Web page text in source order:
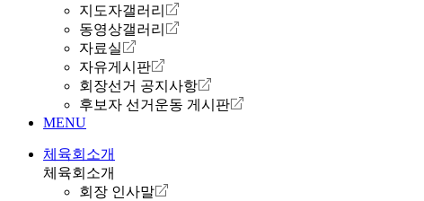
지도자갤러리
동영상갤러리
자료실
자유게시판
회장선거 공지사항
후보자 선거운동 게시판
MENU
체육회소개
체육회소개
회장 인사말